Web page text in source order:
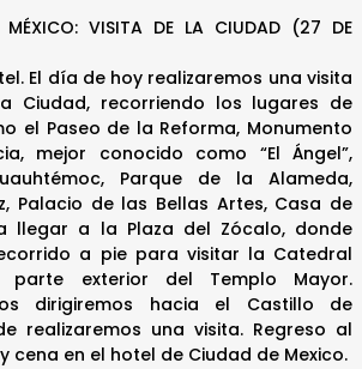
VISITA DE LA CIUDAD (27 DE
El día de hoy realizaremos una visita
recorriendo los lugares de
Paseo de la Reforma, Monumento
mejor conocido como “El Ángel”,
Parque de la Alameda,
de las Bellas Artes, Casa de
a la Plaza del Zócalo, donde
a pie para visitar la Catedral
exterior del Templo Mayor.
dirigiremos hacia el Castillo de
una visita. Regreso al
en el hotel de Ciudad de Mexico.